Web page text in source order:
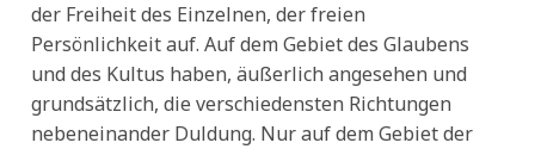
der Freiheit des Einzelnen, der freien
Persönlichkeit auf. Auf dem Gebiet des Glaubens
und des Kultus haben, äußerlich angesehen und
grundsätzlich, die verschiedensten Richtungen
nebeneinander Duldung. Nur auf dem Gebiet der